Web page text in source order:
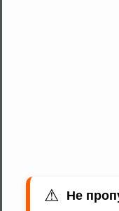
⚠ Не